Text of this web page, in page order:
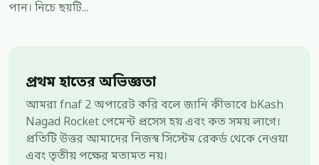
পান। নিচে ছয়টি...
প্রথম হাতের অভিজ্ঞতা
আমরা fnaf 2 অপারেট করি বলে জানি কীভাবে bKash
Nagad Rocket পেমেন্ট প্রসেস হয় এবং কত সময় লাগে।
প্রতিটি উত্তর আমাদের নিজস্ব সিস্টেম রেকর্ড থেকে নেওয়া
এবং তৃতীয় পক্ষের মতামত নয়।